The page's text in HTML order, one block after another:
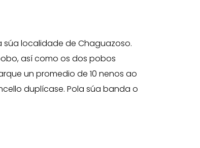
localidade de Chaguazoso.
así como os dos pobos
un promedio de 10 nenos ao
duplícase. Pola súa banda o